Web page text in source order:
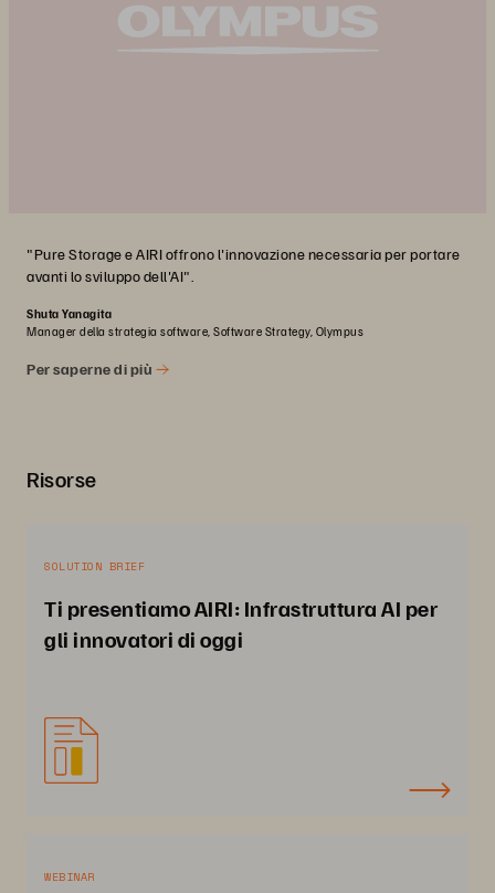
"Pure Storage e AIRI offrono l'innovazione necessaria per portare
avanti lo sviluppo dell'AI".
Shuta Yanagita
Manager della strategia software, Software Strategy, Olympus
Per saperne di più
Risorse
SOLUTION BRIEF
Ti presentiamo AIRI: Infrastruttura AI per
gli innovatori di oggi
WEBINAR